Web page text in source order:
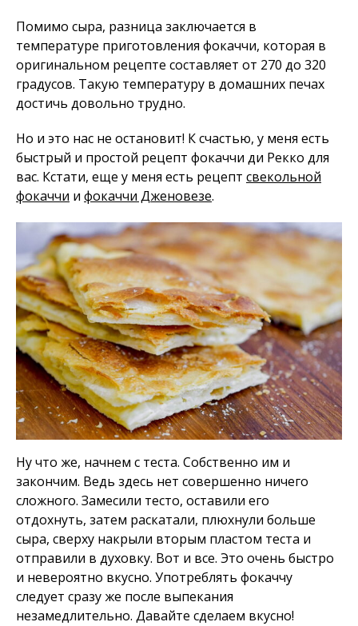
Помимо сыра, разница заключается в
температуре приготовления фокаччи, которая в
оригинальном рецепте составляет от 270 до 320
градусов. Такую температуру в домашних печах
достичь довольно трудно.
Но и это нас не остановит! К счастью, у меня есть
быстрый и простой рецепт фокаччи ди Рекко для
вас. Кстати, еще у меня есть рецепт свекольной
фокаччи и фокаччи Дженовезе.
Ну что же, начнем с теста. Собственно им и
закончим. Ведь здесь нет совершенно ничего
сложного. Замесили тесто, оставили его
отдохнуть, затем раскатали, плюхнули больше
сыра, сверху накрыли вторым пластом теста и
отправили в духовку. Вот и все. Это очень быстро
и невероятно вкусно. Употреблять фокаччу
следует сразу же после выпекания
незамедлительно. Давайте сделаем вкусно!